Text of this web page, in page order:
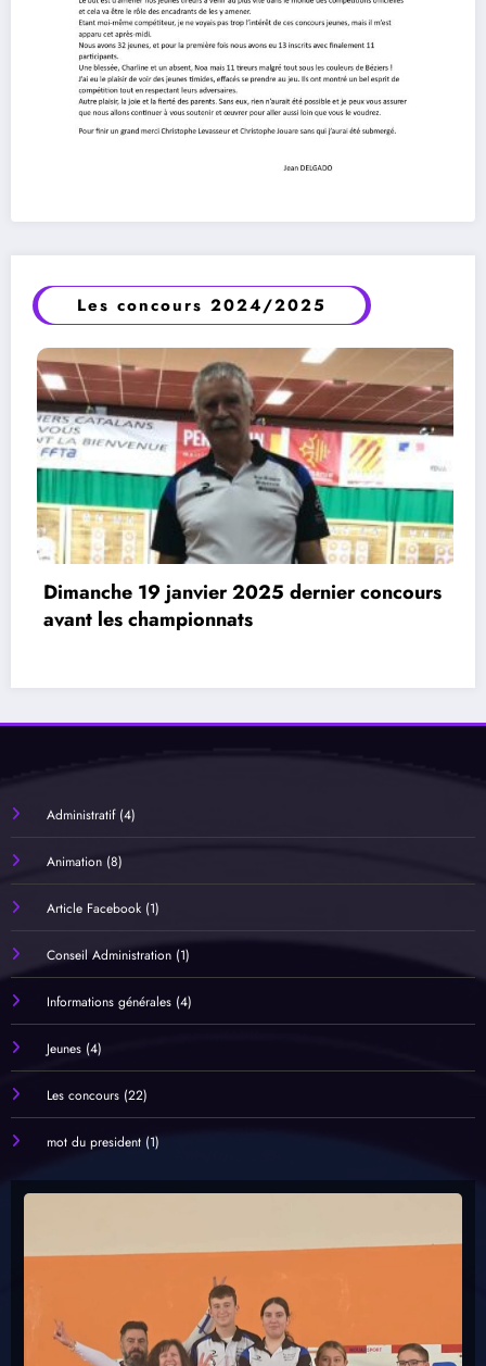
Les concours 2024/2025
Carcassonne (Suite et fin…de saison
Administratif(4)
Animation(8)
Article Facebook(1)
Conseil Administration(1)
Informations générales(4)
Jeunes(4)